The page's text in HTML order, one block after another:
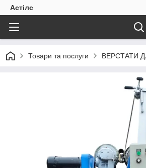
Астілс
Товари та послуги ВЕРСТАТИ